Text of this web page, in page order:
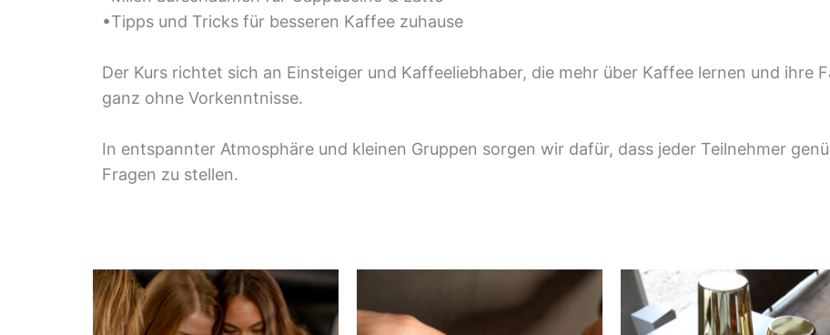
•Tipps und Tricks für besseren Kaffee zuhause
Der Kurs richtet sich an Einsteiger und Kaffeeliebhaber, die mehr über Kaffee lernen und ihre
ganz ohne Vorkenntnisse.
In entspannter Atmosphäre und kleinen Gruppen sorgen wir dafür, dass jeder Teilnehmer
Fragen zu stellen.